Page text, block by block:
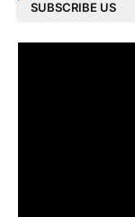
SUBSCRIBE US